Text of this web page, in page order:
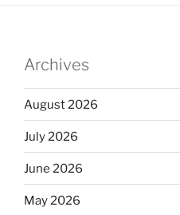
Archives
August 2026
July 2026
June 2026
May 2026